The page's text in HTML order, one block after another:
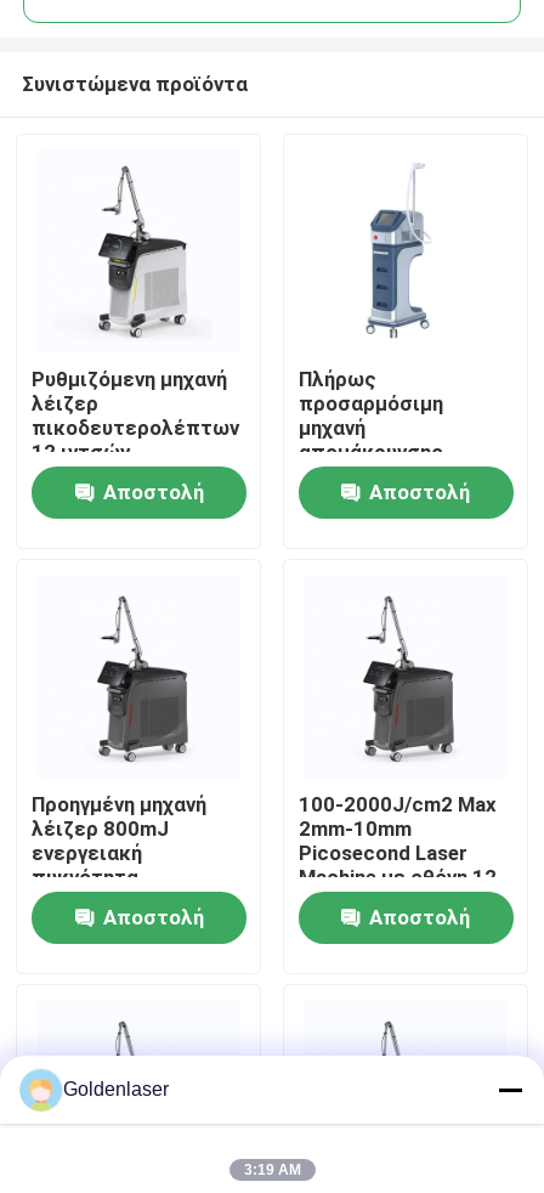
Σπίτι
Βίντεο
Εμφάνιση VR
Περίπου εμείς
Γύρος εργοστασίων
Ποιοτικός έλεγχος
Μας ελάτε σε επαφή με
Ειδήσεις
Ζητήστε ένα απόσπασμα
Συνιστώμενα προϊόντα
Ρυθμιζόμενη μηχανή
λέιζερ
πικοδευτερολέπτων
12 ιντσών
Αποστολή
Πλήρως
προσαρμόσιμη
μηχανή
απομάκρυνσης
τατουάζ με λέιζερ
Picosecond 100-
2000J/Cm2 Εξόραση
Αποστολή
Προηγμένη μηχανή
λέιζερ 800mJ
ενεργειακή
πυκνότητα
ρυθμιζόμενη ακτίνα
στόχευσηςΑποστολή
100-2000J/cm2 Max
2mm-10mm
Picosecond Laser
Machine με οθόνη 12
ιντσών
Αποστολή
Goldenlaser
3:19 AM